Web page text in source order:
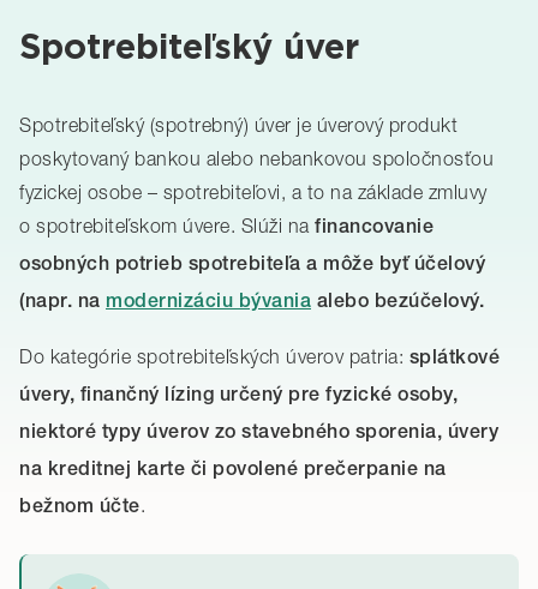
Spotrebiteľský úver
Spotrebiteľský (spotrebný) úver je úverový produkt
poskytovaný bankou alebo nebankovou spoločnosťou
fyzickej osobe – spotrebiteľovi, a to na základe zmluvy
o spotrebiteľskom úvere. Slúži na financovanie
osobných potrieb spotrebiteľa a môže byť účelový
(napr. na modernizáciu bývania alebo bezúčelový.
Do kategórie spotrebiteľských úverov patria: splátkové
úvery, finančný lízing určený pre fyzické osoby,
niektoré typy úverov zo stavebného sporenia, úvery
na kreditnej karte či povolené prečerpanie na
bežnom účte.